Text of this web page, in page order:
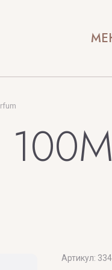
Артикул:
X
Xerjoff